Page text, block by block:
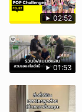
02:52
01:53